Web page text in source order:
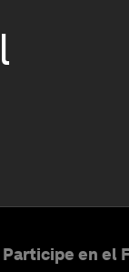
Participe en el